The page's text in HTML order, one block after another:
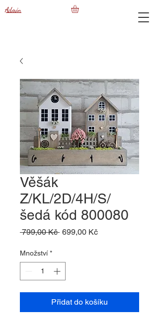
Admin
Věšák
Z/KL/2D/4H/S/
šedá kód 800080
799,00 Kč Běžná
699,00 KčZvýhodněná
Množství *
Přidat do košíku